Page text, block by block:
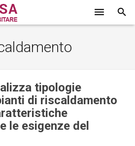
tipologie
di riscaldamento
le esigenze del